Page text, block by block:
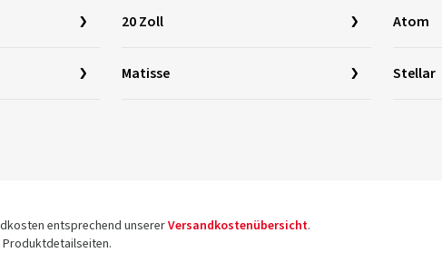
20 Zoll Atom
Matisse Stellar
entsprechend unsererVersandkostenübersicht.